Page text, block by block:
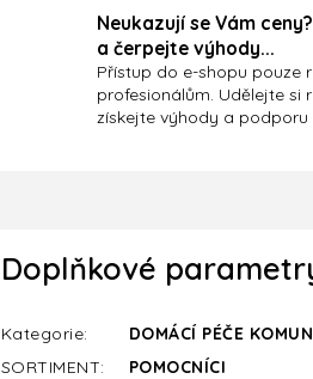
Neukazují se Vám
a čerpejte výhody...
Přístup do e-shopu pouze
profesionálům. Udělejte si
získejte výhody a podporu
Doplňkové
Kategorie:
DOMÁCÍ PÉČE
SORTIMENT:
POMOCNÍCI